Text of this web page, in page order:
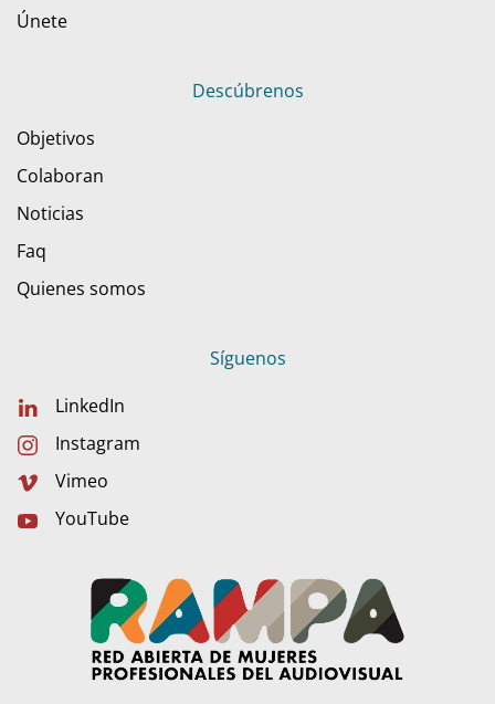
Únete
Descúbrenos
Objetivos
Colaboran
Noticias
Faq
Quienes somos
Síguenos
LinkedIn
Instagram
Vimeo
YouTube